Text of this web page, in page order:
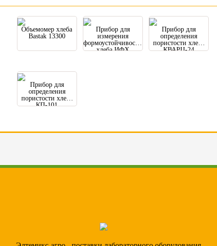
Объемомер хлеба
Bastak 13300
Прибор для
измерения
формоустойчивости
хлеба ИФХ
Прибор для
определения
пористости хлеба
КВАРЦ-24
Прибор для
определения
пористости хлеба
КП-101